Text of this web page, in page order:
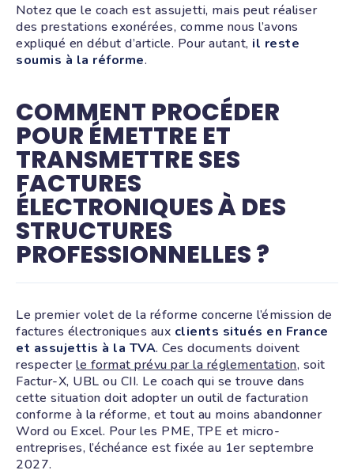
Notez que le coach est assujetti, mais peut réaliser
des prestations exonérées, comme nous l’avons
expliqué en début d’article. Pour autant, il reste
soumis à la réforme.
COMMENT PROCÉDER
POUR ÉMETTRE ET
TRANSMETTRE SES
FACTURES
ÉLECTRONIQUES À DES
STRUCTURES
PROFESSIONNELLES ?
Le premier volet de la réforme concerne l’émission de
factures électroniques aux clients situés en France
et assujettis à la TVA. Ces documents doivent
respecterle format prévu par la réglementation, soit
Factur-X, UBL ou CII. Le coach qui se trouve dans
cette situation doit adopter un outil de facturation
conforme à la réforme, et tout au moins abandonner
Word ou Excel. Pour les PME, TPE et micro-
entreprises, l’échéance est fixée au 1er septembre
2027.